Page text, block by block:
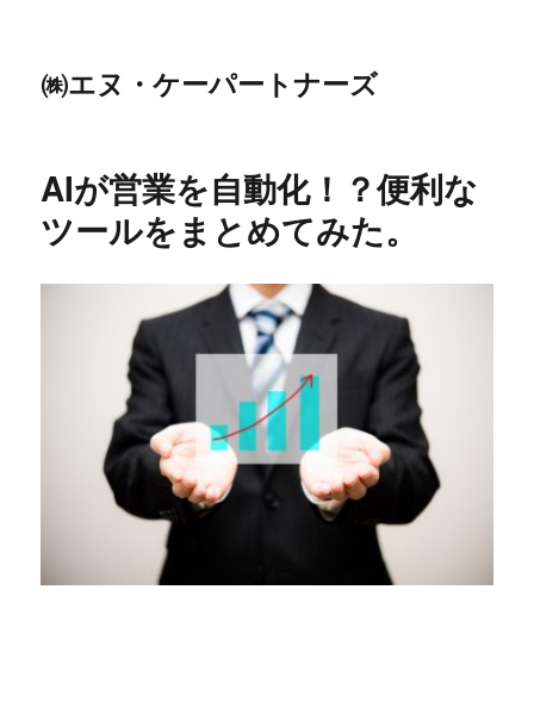
㈱エヌ・ケーパートナーズ
AIが営業を自動化！？便利な
ツールをまとめてみた。